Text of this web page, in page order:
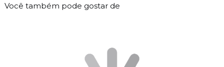
Você também pode gostar de